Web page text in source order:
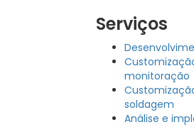
Serviços
monitoração
soldagem
Análise e